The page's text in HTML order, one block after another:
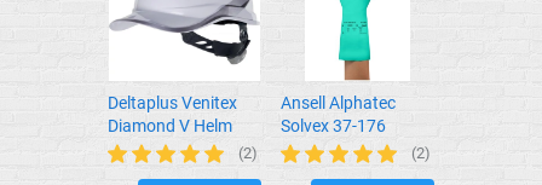
Deltaplus Venitex
Diamond V Helm
Safety Keren
(2)
Ansell Alphatec
Solvex 37-176
(2)